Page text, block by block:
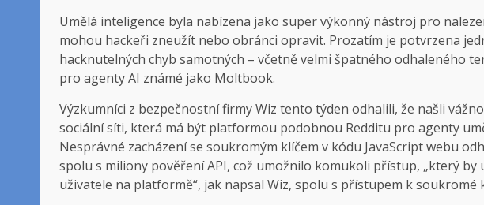
Umělá inteligence byla nabízena jako super výkonný nástroj pro
mohou hackeři zneužít nebo obránci opravit. Prozatím je potvrzena
hacknutelných chyb samotných – včetně velmi špatného odhaleného
pro agenty AI známé jako Moltbook.
Výzkumníci z bezpečnostní firmy Wiz tento týden odhalili, že našli
sociální síti, která má být platformou podobnou Redditu pro agenty
Nesprávné zacházení se soukromým klíčem v kódu JavaScript webu
spolu s miliony pověření API, což umožnilo komukoli přístup, „který
uživatele na platformě“, jak napsal Wiz, spolu s přístupem k soukromé